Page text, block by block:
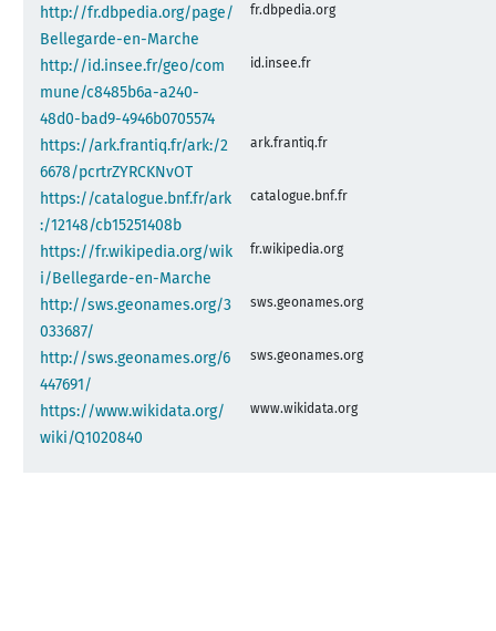
http://fr.dbpedia.org/page/
Bellegarde-en-Marche
fr.dbpedia.org
http://id.insee.fr/geo/com
mune/c8485b6a-a240-
48d0-bad9-4946b0705574
id.insee.fr
https://ark.frantiq.fr/ark:/2
6678/pcrtrZYRCKNvOT
ark.frantiq.fr
https://catalogue.bnf.fr/ark
:/12148/cb15251408b
catalogue.bnf.fr
https://fr.wikipedia.org/wik
i/Bellegarde-en-Marche
fr.wikipedia.org
http://sws.geonames.org/3
033687/
sws.geonames.org
http://sws.geonames.org/6
447691/
sws.geonames.org
https://www.wikidata.org/
wiki/Q1020840
www.wikidata.org